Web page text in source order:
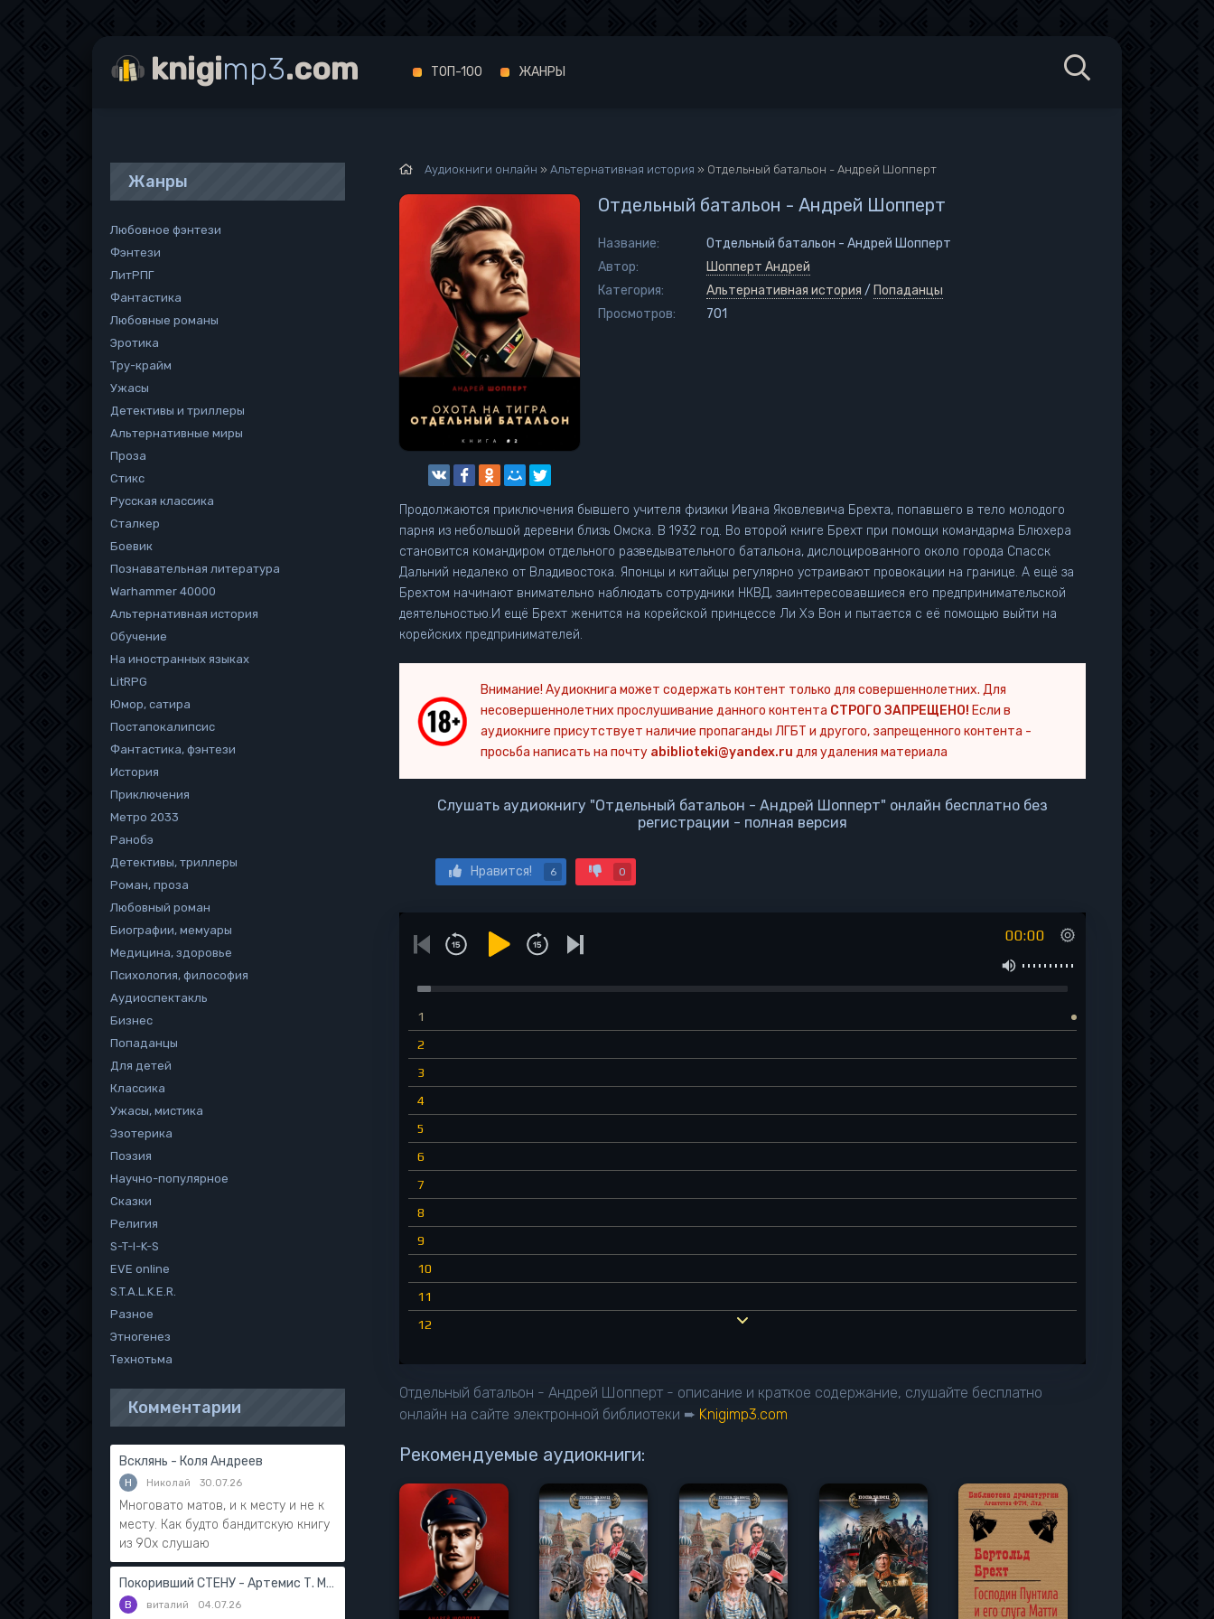
Аудиокниги онлайн » Альтернативная история » Отдельный батальон - Андрей Шопперт
Отдельный батальон - Андрей Шопперт
Название:
Отдельный батальон - Андрей Шопперт
Автор:
Шопперт Андрей
Категория:
Альтернативная история / Попаданцы
Просмотров:
701
Продолжаются приключения бывшего учителя физики Ивана Яковлевича Брехта, попавшего в тело молодого
парня из небольшой деревни близь Омска. В 1932 год. Во второй книге Брехт при помощи командарма Блюхера
становится командиром отдельного разведывательного батальона, дислоцированного около города Спасск
Дальний недалеко от Владивостока. Японцы и китайцы регулярно устраивают провокации на границе. А ещё за
Брехтом начинают внимательно наблюдать сотрудники НКВД, заинтересовавшиеся его предпринимательской
деятельностью.И ещё Брехт женится на корейской принцессе Ли Хэ Вон и пытается с её помощью выйти на
корейских предпринимателей.
Внимание! Аудиокнига может содержать контент только для совершеннолетних. Для
несовершеннолетних прослушивание данного контента СТРОГО ЗАПРЕЩЕНО! Если в
аудиокниге присутствует наличие пропаганды ЛГБТ и другого, запрещенного контента -
просьба написать на почту abiblioteki@yandex.ru для удаления материала
Слушать аудиокнигу "Отдельный батальон - Андрей Шопперт" онлайн бесплатно без
регистрации - полная версия
Нравится! 6 0
00:00
1
2
3
4
5
6
7
8
9
10
11
12
15
17
18
19
20
22
Отдельный батальон - Андрей Шопперт - описание и краткое содержание, слушайте бесплатно
онлайн на сайте электронной библиотеки ➨ Knigimp3.com
Рекомендуемые аудиокниги:
Жанры
Любовное фэнтези
Фэнтези
ЛитРПГ
Фантастика
Любовные романы
Эротика
Тру-крайм
Ужасы
Детективы и триллеры
Альтернативные миры
Проза
Стикс
Русская классика
Сталкер
Боевик
Познавательная литература
Warhammer 40000
Альтернативная история
Обучение
На иностранных языках
LitRPG
Юмор, сатира
Постапокалипсис
Фантастика, фэнтези
История
Приключения
Метро 2033
Ранобэ
Детективы, триллеры
Роман, проза
Любовный роман
Биографии, мемуары
Медицина, здоровье
Психология, философия
Аудиоспектакль
Бизнес
Попаданцы
Для детей
Классика
Ужасы, мистика
Эзотерика
Поэзия
Научно-популярное
Сказки
Религия
S-T-I-K-S
EVE online
S.T.A.L.K.E.R.
Разное
Этногенез
Технотьма
Комментарии
Всклянь - Коля Андреев
Н Николай 30.07.26
Многовато матов, и к месту и не к
месту. Как будто бандитскую книгу
из 90х слушаю
Покоривший СТЕНУ - Артемис Т. Мантикор
В виталий 04.07.26
knigimp3.com ТОП-100 ЖАНРЫ